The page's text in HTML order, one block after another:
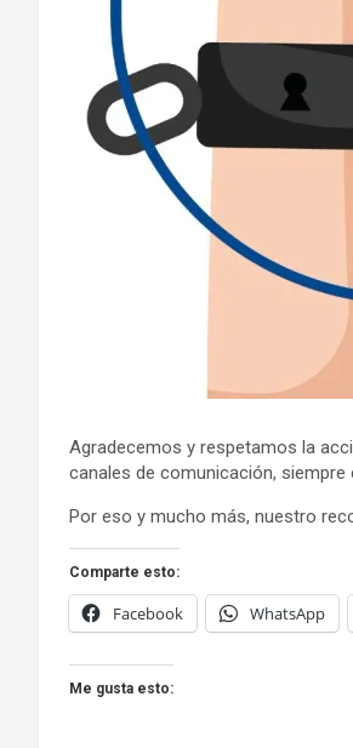
Agradecemos y respetamos la
canales de comunicación,
Por eso y mucho más, nuestro
Comparte esto:
Facebook WhatsApp
Me gusta esto: